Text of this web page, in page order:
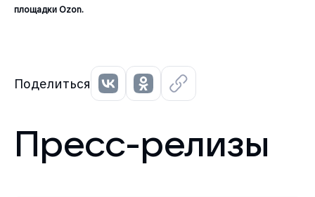
площадки Ozon.
Поделиться
Пресс-релизы